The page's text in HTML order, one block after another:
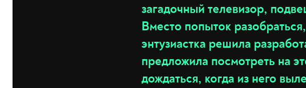
загадочный телевизор,
Вместо попыток
энтузиастка решила
предложила посмотреть на
дождаться, когда из него